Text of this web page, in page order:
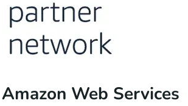
Web Services